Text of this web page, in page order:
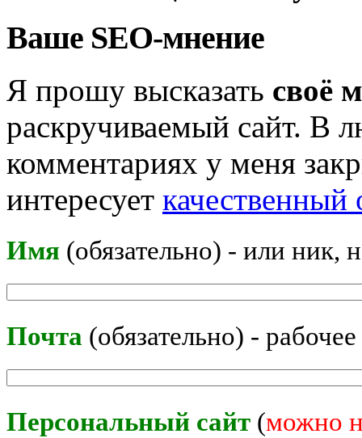
Ваше SEO-мнение
Я прошу высказать своё
раскручиваемый сайт. В
комментариях у меня
интересует
Имя (обязательно) - или ник,
Почта (обязательно) -
Персональный сайт (можно